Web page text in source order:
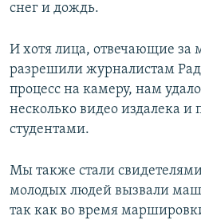
снег и дождь.
И хотя лица, отвечающие за
разрешили журналистам
процесс на камеру, нам
несколько видео издалека и
студентами.
Мы также стали
молодых людей вызвали
так как во время